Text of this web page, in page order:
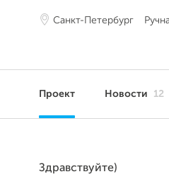
Санкт-Петербург
Проект Новости 12
Здравствуйте)